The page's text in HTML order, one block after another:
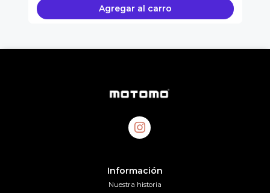
Agregar al carro
Información
Nuestra historia